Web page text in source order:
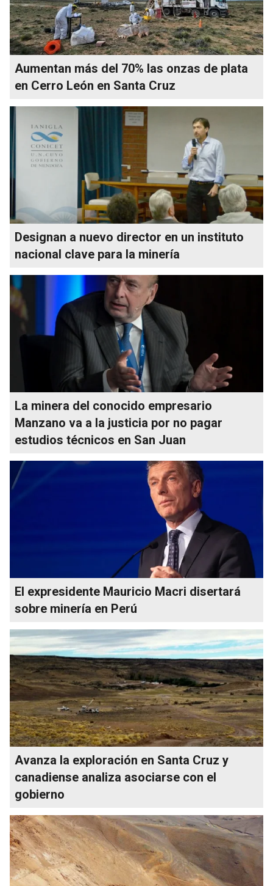
Aumentan más del 70% las onzas de plata
en Cerro León en Santa Cruz
Designan a nuevo director en un instituto
nacional clave para la minería
La minera del conocido empresario
Manzano va a la justicia por no pagar
estudios técnicos en San Juan
El expresidente Mauricio Macri disertará
sobre minería en Perú
Avanza la exploración en Santa Cruz y
canadiense analiza asociarse con el
gobierno